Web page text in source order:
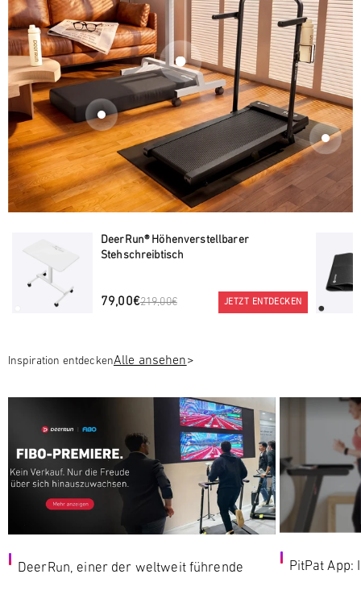
DeerRun® Höhenverstellbarer
Stehschreibtisch
79,00€219,00€ JETZT ENTDECKEN
Inspiration entdeckenAlle ansehen
DeerRun, einer der weltweit führende PitPat App: